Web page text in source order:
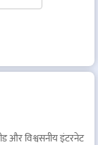
और विश्वसनीय इंटरनेट